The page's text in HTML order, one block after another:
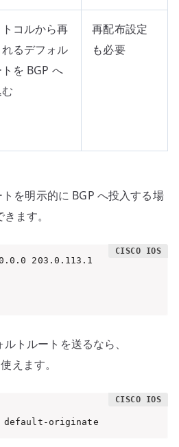
コルから再
るデフォル
トを BGP へ
再配布設定
も必要
を明示的に BGP へ投入する場
ます。
203.0.113.1
トルートを送るなら、
えます。
default-originate